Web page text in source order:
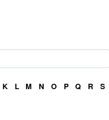
K L M N O P Q R S